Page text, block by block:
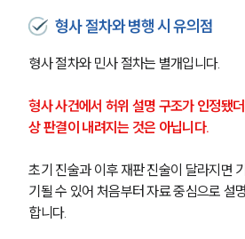
형사 절차와 병행 시 유의점
형사 절차와 민사 절차는 별개입니다.
형사 사건에서 허위 설명 구조가 인정됐
상 판결이 내려지는 것은 아닙니다.
초기 진술과 이후 재판 진술이 달라지면
기될 수 있어 처음부터 자료 중심으로 설
합니다.